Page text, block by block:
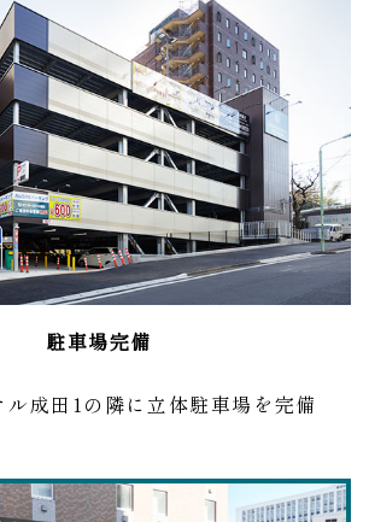
駐車場完備
ル成田1の隣に立体駐車場を完備